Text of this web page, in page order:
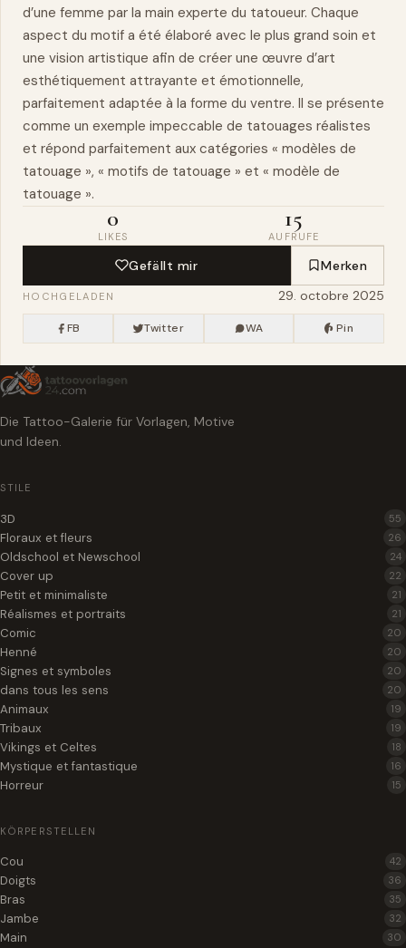
d’une femme par la main experte du tatoueur. Chaque
aspect du motif a été élaboré avec le plus grand soin et
une vision artistique afin de créer une œuvre d’art
esthétiquement attrayante et émotionnelle,
parfaitement adaptée à la forme du ventre. Il se présente
comme un exemple impeccable de tatouages réalistes
et répond parfaitement aux catégories « modèles de
tatouage », « motifs de tatouage » et « modèle de
tatouage ».
0
LIKES
15
AUFRUFE
Gefällt mir Merken
HOCHGELADEN 29. octobre 2025
FB Twitter WA Pin
Die Tattoo-Galerie für Vorlagen, Motive
und Ideen.
STILE
3D 55
Floraux et fleurs 26
Oldschool et Newschool 24
Cover up 22
Petit et minimaliste 21
Réalismes et portraits 21
Comic 20
Henné 20
Signes et symboles 20
dans tous les sens 20
Animaux 19
Tribaux 19
Vikings et Celtes 18
Mystique et fantastique 16
Horreur 15
KÖRPERSTELLEN
Cou 42
Doigts 36
Bras 35
Jambe 32
Main 30